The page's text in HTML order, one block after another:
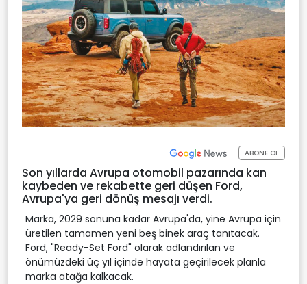
ABONE OL
Son yıllarda Avrupa otomobil pazarında kan
kaybeden ve rekabette geri düşen Ford,
Avrupa'ya geri dönüş mesajı verdi.
Marka, 2029 sonuna kadar Avrupa'da, yine Avrupa için
üretilen tamamen yeni beş binek araç tanıtacak.
Ford, "Ready-Set Ford" olarak adlandırılan ve
önümüzdeki üç yıl içinde hayata geçirilecek planla
marka atağa kalkacak.